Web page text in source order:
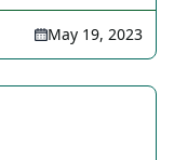
May 19, 2023